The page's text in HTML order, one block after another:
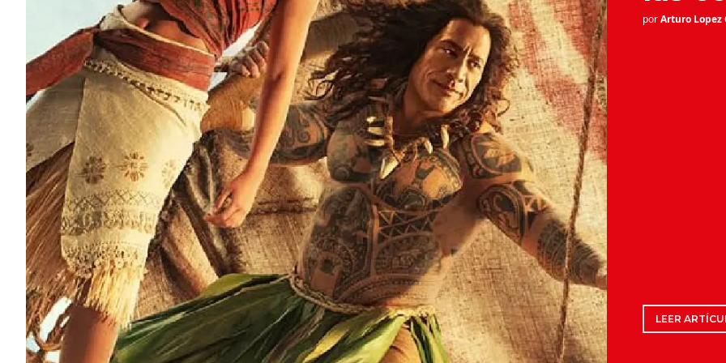
porArturo Lopez
LEER